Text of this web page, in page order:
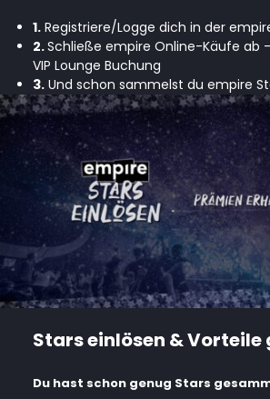
1.Registriere/Logge dich in der
2.Schließe empire Online-Käufe ab
VIP Lounge Buchung
3.Und schon sammelst du empire
Stars einlösen & Vorteile
Du hast schon genug Stars